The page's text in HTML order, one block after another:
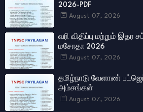
2026-PDF
August 07, 2026
வரி விதிப்பு மற்றும் இதர
மசோதா 2026
August 07, 2026
தமிழ்நாடு வேளாண்
அம்சங்கள்
August 07, 2026